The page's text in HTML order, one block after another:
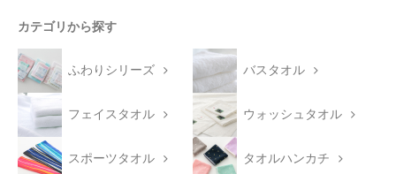
カテゴリから探す
ふわりシリーズ バスタオル
フェイスタオル ウォッシュタオル
スポーツタオル タオルハンカチ